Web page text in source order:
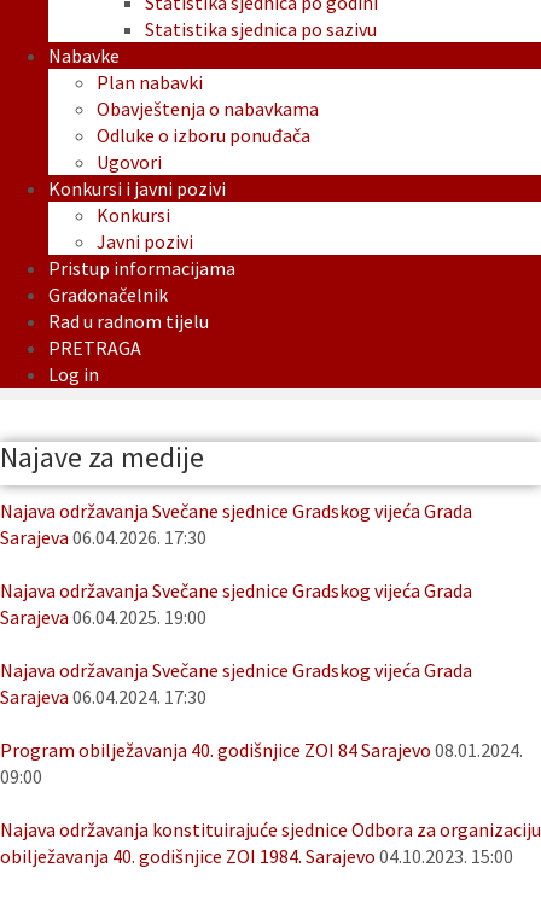
Statistika sjednica po sazivu
Nabavke
Plan nabavki
Obavještenja o nabavkama
Odluke o izboru ponuđača
Ugovori
Konkursi i javni pozivi
Konkursi
Javni pozivi
Pristup informacijama
Gradonačelnik
Rad u radnom tijelu
PRETRAGA
Log in
Najave za medije
Najava održavanja Svečane sjednice Gradskog vijeća Grada
Sarajeva 06.04.2026. 17:30
Najava održavanja Svečane sjednice Gradskog vijeća Grada
Sarajeva 06.04.2025. 19:00
Najava održavanja Svečane sjednice Gradskog vijeća Grada
Sarajeva 06.04.2024. 17:30
Program obilježavanja 40. godišnjice ZOI 84 Sarajevo 08.01.2024.
09:00
Najava održavanja konstituirajuće sjednice Odbora za organizaciju
obilježavanja 40. godišnjice ZOI 1984. Sarajevo 04.10.2023. 15:00